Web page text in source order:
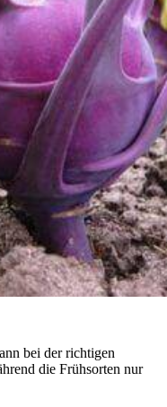
bei der richtigen
die Frühsorten nur